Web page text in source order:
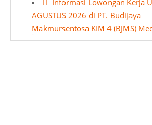
Informasi Lowongan Kerja
AGUSTUS 2026 di PT. Budijaya
Makmursentosa KIM 4 (BJMS)